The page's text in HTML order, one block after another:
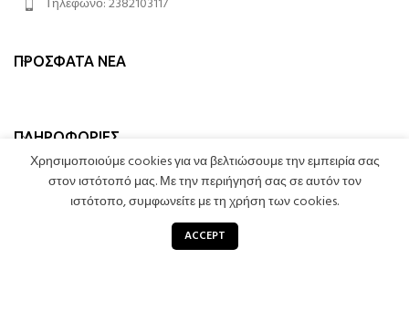
Τηλέφωνο: 2382103117
ΠΡΌΣΦΑΤΑ ΝΈΑ
ΠΛΗΡΟΦΟΡΊΕΣ
ΛΟΓΑΡΙΑΣΜΌΣ
Χρησιμοποιούμε cookies για να βελτιώσουμε την εμπειρία σας
στον ιστότοπό μας. Με την περιήγησή σας σε αυτόν τον
ιστότοπο, συμφωνείτε με τη χρήση των cookies.
ACCEPT